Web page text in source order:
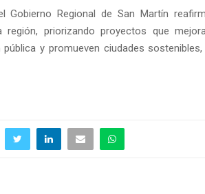
Gobierno Regional de San Martín
priorizando proyectos que
y promueven ciudades